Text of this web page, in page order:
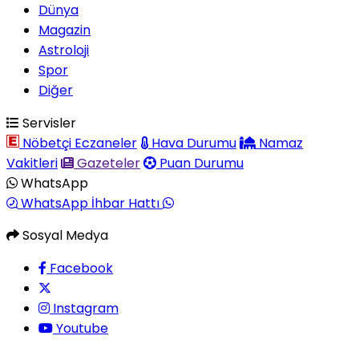
Dünya
Magazin
Astroloji
Spor
Diğer
Servisler
Nöbetçi Eczaneler
Hava Durumu
Namaz
Vakitleri
Gazeteler
Puan Durumu
WhatsApp
WhatsApp İhbar Hattı
Sosyal Medya
Facebook
Instagram
Youtube